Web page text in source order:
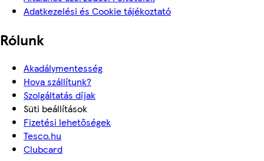
Adatkezelési és Cookie tájékoztató
Rólunk
Akadálymentesség
Hova szállítunk?
Szolgáltatás díjak
Süti beállítások
Fizetési lehetőségek
Tesco.hu
Clubcard